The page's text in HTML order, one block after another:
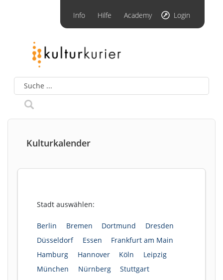
Info Hilfe Academy Login
Kulturkalender
Stadt auswählen:
Berlin Bremen Dortmund
Dresden
Düsseldorf
Essen
Frankfurt am Main
Hamburg
Hannover Köln
Leipzig
München
Nürnberg Stuttgart